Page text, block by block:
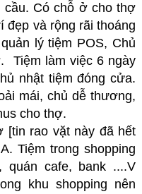
cầu. Có chỗ ở cho thợ
đẹp và rộng rãi thoáng
lý tiệm POS, Chủ
Tiệm làm việc 6 ngày
nhật tiệm đóng cửa.
mái, chủ dễ thương,
cho thợ.
[tin rao vặt này đã hết
Tiệm trong shopping
quán cafe, bank ....V
khu shopping nên